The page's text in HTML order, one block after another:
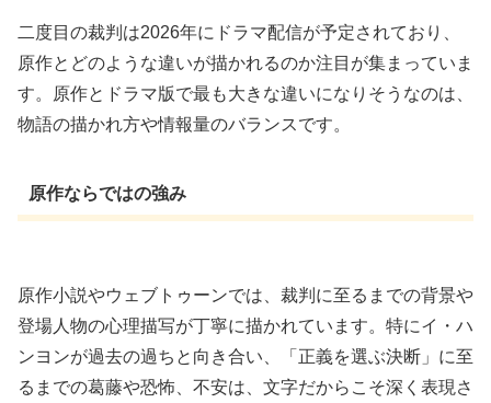
二度目の裁判は2026年にドラマ配信が予定されており、
原作とどのような違いが描かれるのか注目が集まっていま
す。原作とドラマ版で最も大きな違いになりそうなのは、
物語の描かれ方や情報量のバランスです。
原作ならではの強み
原作小説やウェブトゥーンでは、裁判に至るまでの背景や
登場人物の心理描写が丁寧に描かれています。特にイ・ハ
ンヨンが過去の過ちと向き合い、「正義を選ぶ決断」に至
るまでの葛藤や恐怖、不安は、文字だからこそ深く表現さ